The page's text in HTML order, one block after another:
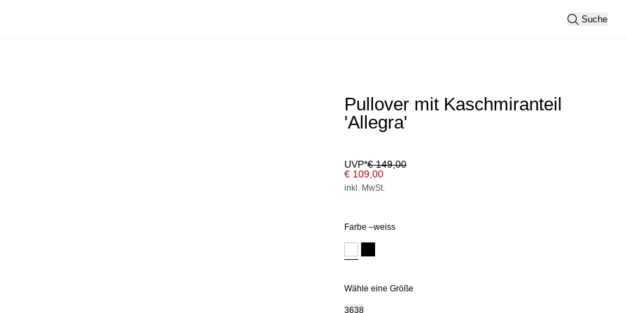
Suche
Pullover mit Kaschmiranteil
'Allegra'
UVP*€ 149,00
€ 109,00
inkl. MwSt.
Farbe –weiss
Wähle eine Größe
3638